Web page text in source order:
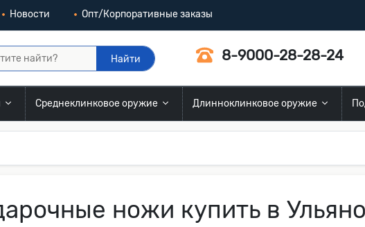
Новости Опт/Корпоративные заказы
Найти 8-9000-28-28-24
Среднеклинковое оружие Длинноклинковое оружие
ножи купить в